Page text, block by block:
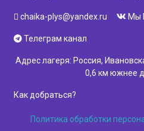
chaika-plys@yandex.ru Мы
Телеграм канал
Адрес лагеря: Россия,
0,6 км южнее
Как добраться?
Политика обработки